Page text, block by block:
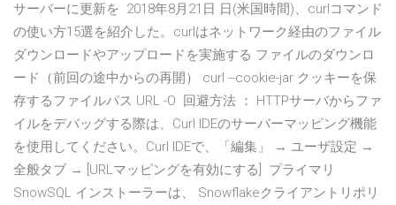
サーバーに更新を 2018年8月21日 日(米国時間)、curlコマンド
の使い方15選を紹介した。curlはネットワーク経由のファイル
ダウンロードやアップロードを実施する ファイルのダウンロ
ード（前回の途中からの再開） curl --cookie-jar クッキーを保
存するファイルパス URL -O 回避方法 ： HTTPサーバからファ
イルをデバッグする際は、Curl IDEのサーバーマッピング機能
を使用してください。Curl IDEで、「編集」 → ユーザ設定 →
全般タブ → [URLマッピングを有効にする] プライマリ
SnowSQL インストーラーは、 Snowflakeクライアントリポリ